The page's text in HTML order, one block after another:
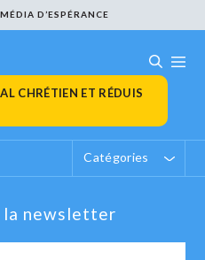
D’ESPÉRANCE
CHRÉTIEN ET RÉDUIS
Catégories
la newsletter